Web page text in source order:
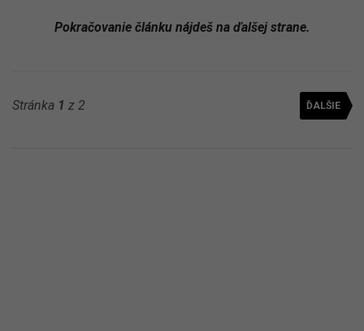
Pokračovanie článku nájdeš na ďalšej strane.
Stránka 1 z 2 ĎALŠIE